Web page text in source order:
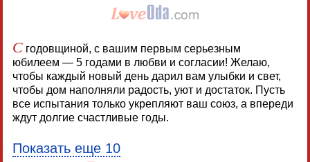
Сгодовщиной, с вашим первым серьезным
юбилеем — 5 годами в любви и согласии! Желаю,
чтобы каждый новый день дарил вам улыбки и свет,
чтобы дом наполняли радость, уют и достаток. Пусть
все испытания только укрепляют ваш союз, а впереди
ждут долгие счастливые годы.
Показать еще 10